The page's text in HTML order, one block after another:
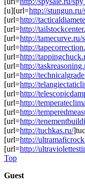
[u][url=http://
[url=http://
[url=http://
[url=http://tamecurve.ru/
[url=http://
[url=http://
[url=http://
[url=http://
[url=http://
[url=http://
[url=http://
[url=http://
[url=http://
[url=http://tuchkas.ru/
[url=http://
[url=http://
Top
Guest